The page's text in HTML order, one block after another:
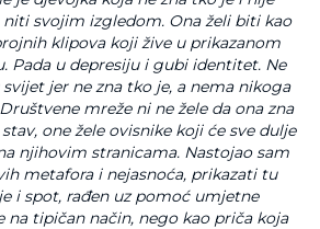
svojim izgledom. Ona želi biti kao
klipova koji žive u prikazanom
Pada u depresiju i gubi identitet. Ne
jer ne zna tko je, a nema nikoga
mreže ni ne žele da ona zna
one žele ovisnike koji će sve dulje
njihovim stranicama. Nastojao sam
metafora i nejasnoća, prikazati tu
i spot, rađen uz pomoć umjetne
na tipičan način, nego kao priča koja